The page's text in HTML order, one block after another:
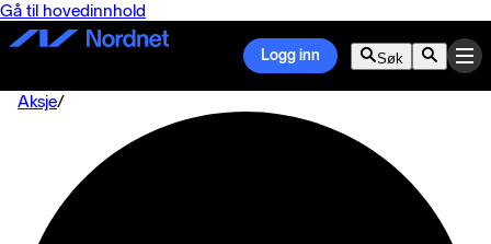
Gå til hovedinnhold
Logg inn Søk
Aksje/